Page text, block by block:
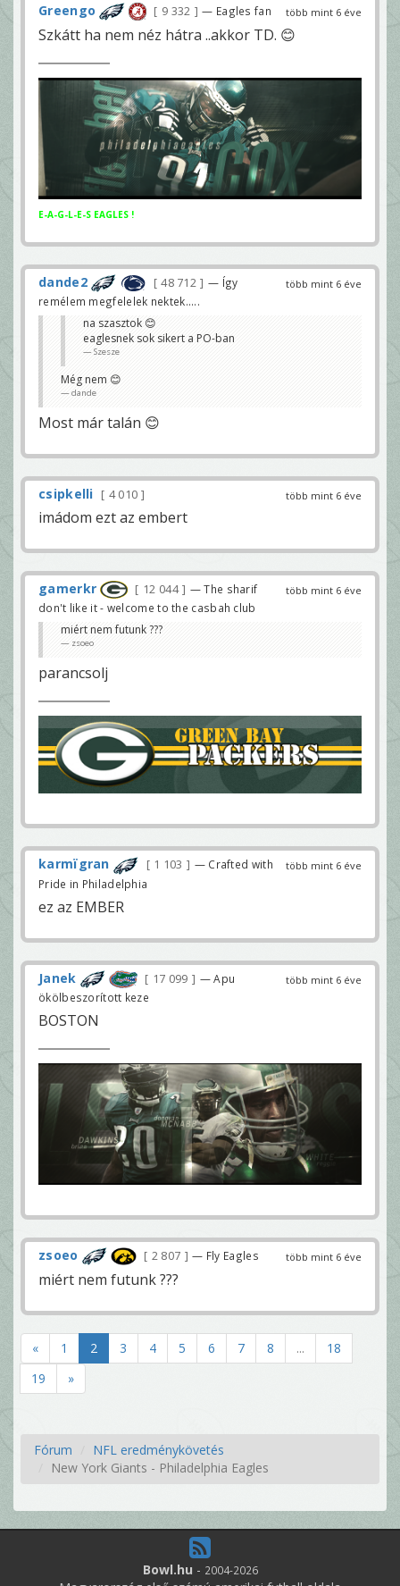
több mint 6 éve
Greengo 9 332 — Eagles fan
Szkátt ha nem néz hátra ..akkor TD. 😊
E-A-G-L-E-S EAGLES !
több mint 6 éve
dande2 48 712
— Így
remélem megfelelek nektek.....
na szasztok 😊
eaglesnek sok sikert a PO-ban
Szesze
Még nem 😊
dande
Most már talán 😊
több mint 6 éve
csipkelli 4 010
imádom ezt az embert
több mint 6 éve
gamerkr 12 044
— The sharif
don't like it - welcome to the casbah club
miért nem futunk ???
zsoeo
parancsolj
több mint 6 éve
karmïgran 1 103
— Crafted with
Pride in Philadelphia
ez az EMBER
több mint 6 éve
Janek 17 099
— Apu
ökölbeszorított keze
BOSTON
több mint 6 éve
zsoeo 2 807 — Fly Eagles
miért nem futunk ???
« 1 2 3 4 5 6 7 8 ...
18
19
»
Fórum
NFL eredménykövetés
New York Giants - Philadelphia Eagles
Bowl.hu - 2004-2026